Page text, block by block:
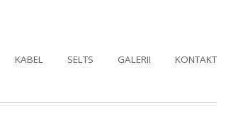
KABEL SELTS GALERII KONTAKT